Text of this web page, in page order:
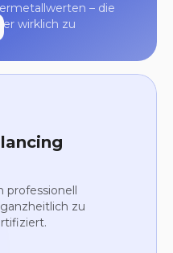
– die
wirklich zu
professionell
zu